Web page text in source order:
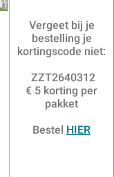
Vergeet bij je
bestelling je
kortingscode niet:
ZZT2640312
€ 5 korting per
pakket
Bestel HIER